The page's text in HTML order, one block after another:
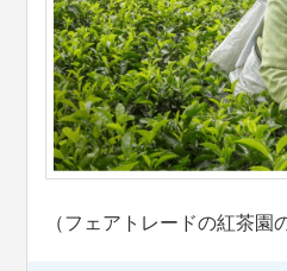
（フェアトレードの紅茶園